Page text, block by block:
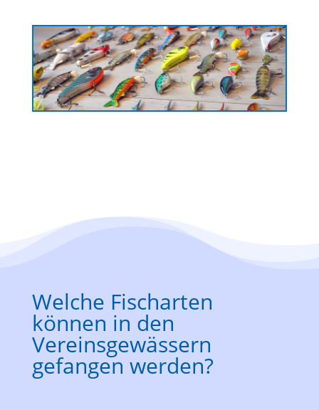
Welche Fischarten
können in den
Vereinsgewässern
gefangen werden?